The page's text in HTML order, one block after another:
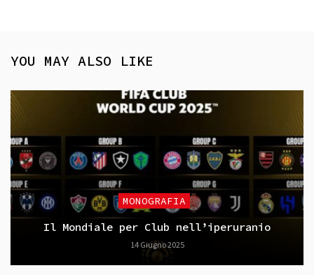
YOU MAY ALSO LIKE
MONOGRAFIA
Il Mondiale per Club nell’iperuranio
14 Giugno 2025